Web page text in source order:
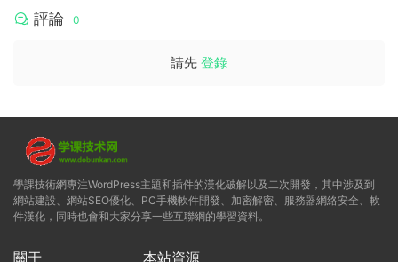
評論 0
請先 登錄
學課技術網專注WordPress主題和插件的漢化破解以及二次開發，其中涉及到
網站建設、網站SEO優化、PC手機軟件開發、加密解密、服務器網絡安全、軟
件漢化，同時也會和大家分享一些互聯網的學習資料。
關于 本站資源